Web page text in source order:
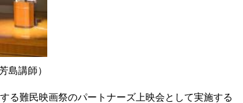
）
る難民映画祭のパートナーズ上映会として実施する